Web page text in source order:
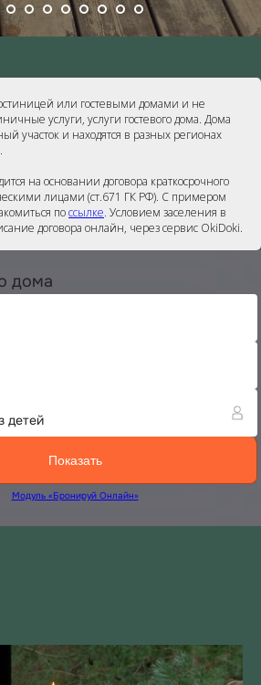
или гостевыми домами и не
услуги, услуги гостевого дома. Дома
участок и находятся в разных регионах
на основании договора краткосрочного
лицами (ст.671 ГК РФ). С примером
поссылке. Условием заселения в
договора онлайн, через сервис ОkiDоki.